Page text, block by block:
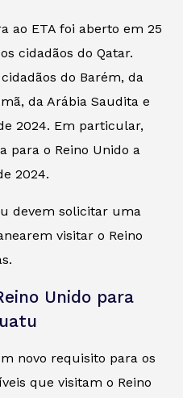
ao ETA foi aberto em 25
cidadãos do Qatar.
do Barém, da
da Arábia Saudita e
2024. Em particular,
para o Reino Unido a
2024.
devem solicitar uma
visitar o Reino
Unido para
novo requisito para os
que visitam o Reino